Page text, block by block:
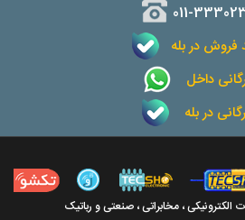
011-
فروش در بله
داخل
در بله
الکترونیکی ، مخابراتی ، صنعتی و رباتیک